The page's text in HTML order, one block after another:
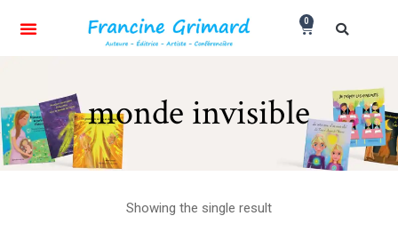
0
monde invisible
Showing the single result